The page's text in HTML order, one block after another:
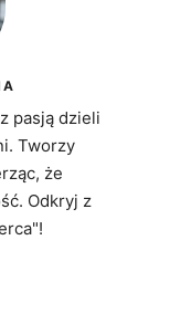
pasją dzieli
Tworzy
że
Odkryj z